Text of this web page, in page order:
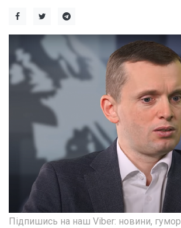
Підпишись на наш Viber: новини, гумор